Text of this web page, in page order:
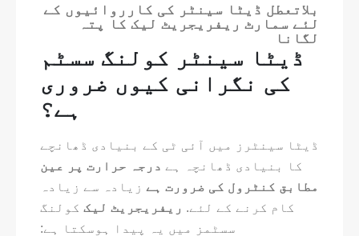
بلاتعطل ڈیٹا سینٹر کی کارروائیوں کے
لئے سمارٹ ریفریجریٹ لیک کا پتہ
لگانا
ڈیٹا سینٹر کولنگ سسٹم
کی نگرانی کیوں ضروری
ہے؟
ڈیٹا سینٹرز میں آئی ٹی کے بنیادی ڈھانچے
کا بنیادی ڈھانچہ ہے درجہ حرارت پر عین
مطابق کنٹرول کی ضرورت ہے زیادہ سے زیادہ
کام کرنے کے لئے. ریفریجریٹ لیک کولنگ
سسٹمز میں یہ پیدا ہوسکتا ہے: